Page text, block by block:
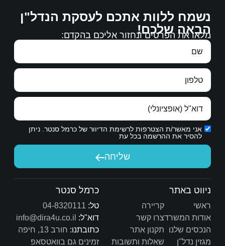
נשמח ללוות אתכם לעסקת הנדל"ן
הבאה שלכם!
מלאו את הפרטים ונחזור אליכם בהקדם:
אני מאשר/ת הצטרפות לרשימת הדיוור של כרמל סנטר. ניתן
להסיר את ההרשמה בכל עת
שליחה
ניווט באתר
ראשי
אודות המשרד
הנכסים שלנו
מגזין נדל"ן
קריירה
צרו קשר
תקנון אתר
שאלות ותשובות
כרמל סנטר
טל: 04-8320111
דוא"ל: info@dira4u.co.il
כתובתנו: חורב 13, חיפה
זמינים גם בוואטסאפ